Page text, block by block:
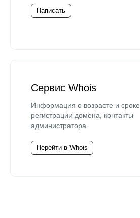
Написать
Сервис Whois
Информация о возрасте и сроке
регистрации домена, контакты
администратора.
Перейти в Whois